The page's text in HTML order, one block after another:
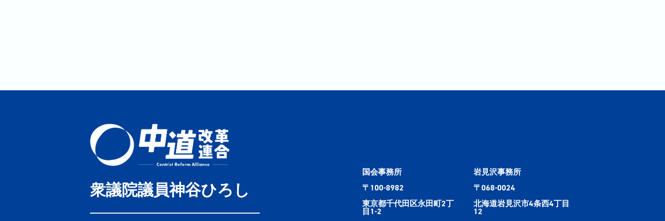
衆議院議員神谷ひろし
国会事務所
〒100-8982
東京都千代田区永田町2丁
目1-2
岩見沢事務所
〒068-0024
北海道岩見沢市4条西4丁目
12